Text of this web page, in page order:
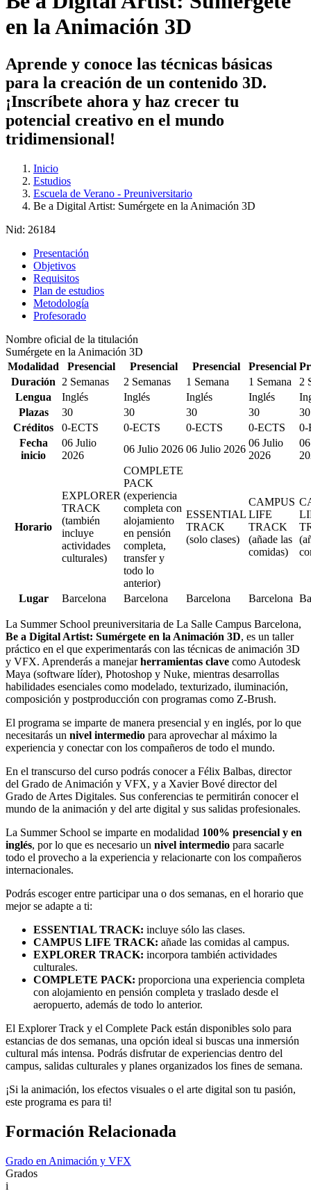
en la Animación 3D
Aprende y conoce las técnicas básicas
para la creación de un contenido 3D.
¡Inscríbete ahora y haz crecer tu
potencial creativo en el mundo
tridimensional!
Inicio
Estudios
Escuela de Verano - Preuniversitario
Be a Digital Artist: Sumérgete en la Animación 3D
Nid: 26184
Presentación
Objetivos
Requisitos
Plan de estudios
Metodología
Profesorado
Nombre oficial de la titulación
Sumérgete en la Animación 3D
Modalidad
Presencial Presencial Presencial Presencial
Duración
2 Semanas 2 Semanas 1 Semana 1 Semana
2
Lengua
Inglés Inglés Inglés Inglés
Plazas
30 30 30 30
30
Créditos
0-ECTS 0-ECTS 0-ECTS 0-ECTS
0-
Fecha
inicio
06 Julio
2026
06 Julio 2026 06 Julio 2026
06 Julio
2026
Horario
EXPLORER
TRACK
(también
incluye
actividades
culturales)
COMPLETE
PACK
(experiencia
completa con
alojamiento
en pensión
completa,
transfer y
todo lo
anterior)
ESSENTIAL
TRACK
(solo clases)
CAMPUS
LIFE
TRACK
(añade las
comidas)
Lugar Barcelona Barcelona Barcelona Barcelona
La Summer School preuniversitaria de La Salle Campus Barcelona,
Be a Digital Artist: Sumérgete en la Animación 3D, es un taller
práctico en el que experimentarás con las técnicas de animación 3D
y VFX. Aprenderás a manejarherramientas clave como Autodesk
Maya (software líder), Photoshop y Nuke, mientras desarrollas
habilidades esenciales como modelado, texturizado, iluminación,
composición y postproducción con programas como Z-Brush.
El programa se imparte de manera presencial y en inglés, por lo que
necesitarás un nivel intermedio para aprovechar al máximo la
experiencia y conectar con los compañeros de todo el mundo.
En el transcurso del curso podrás conocer a Félix Balbas, director
del Grado de Animación y VFX, y a Xavier Bové director del
Grado de Artes Digitales. Sus conferencias te permitirán conocer el
mundo de la animación y del arte digital y sus salidas profesionales.
La Summer School se imparte en modalidad 100% presencial y en
inglés, por lo que es necesario un nivel intermedio para sacarle
todo el provecho a la experiencia y relacionarte con los compañeros
internacionales.
Podrás escoger entre participar una o dos semanas, en el horario que
mejor se adapte a ti:
ESSENTIAL TRACK: incluye sólo las clases.
CAMPUS LIFE TRACK: añade las comidas al campus.
EXPLORER TRACK: incorpora también actividades
culturales.
COMPLETE PACK: proporciona una experiencia completa
con alojamiento en pensión completa y traslado desde el
aeropuerto, además de todo lo anterior.
El Explorer Track y el Complete Pack están disponibles solo para
estancias de dos semanas, una opción ideal si buscas una inmersión
cultural más intensa. Podrás disfrutar de experiencias dentro del
campus, salidas culturales y planes organizados los fines de semana.
¡Si la animación, los efectos visuales o el arte digital son tu pasión,
este programa es para ti!
Formación Relacionada
Grado en Animación y VFX
Grados
i